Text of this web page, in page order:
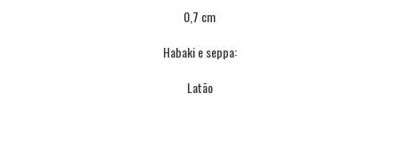
0,7 cm
Habaki e seppa:
Latão